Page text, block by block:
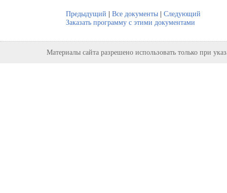
Предыдущий |Все документы |Следующий
Заказать программу с этими документами
Материалы сайта разрешено использовать только при